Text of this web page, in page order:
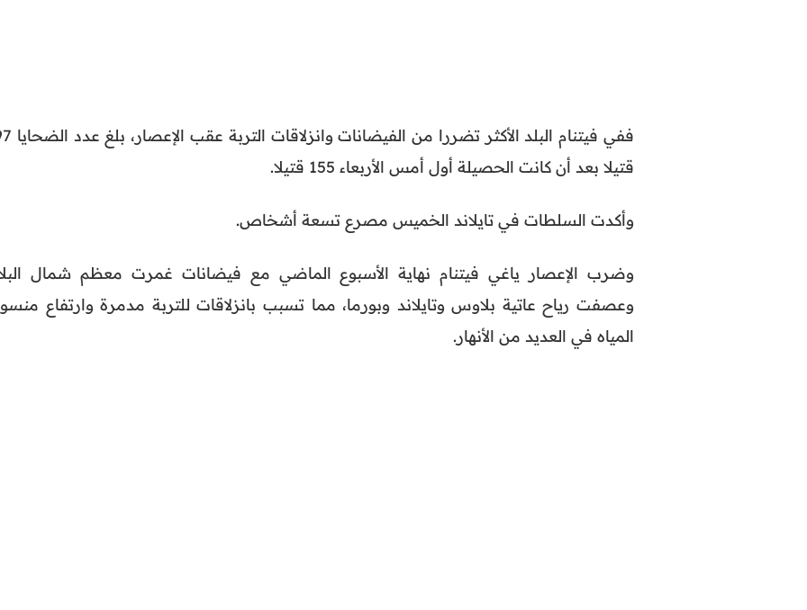
ففي فيتنام البلد الأكثر
قتيلا بعد أن كانت الحصيلة أول أمس الأربعاء 155 قتيلا.
وأكدت السلطات في تايلاند الخميس مصرع تسعة أشخاص.
وضرب الإعصار ياغي فيتنام نهاية الأسبوع الماضي مع فيضانات غمرت معظم شمال
وعصفت رياح عاتية بلاوس وتايلاند وبورما، مما تسبب بانزلاقات للتربة مدمرة وارتفاع
المياه في العديد من الأنهار.